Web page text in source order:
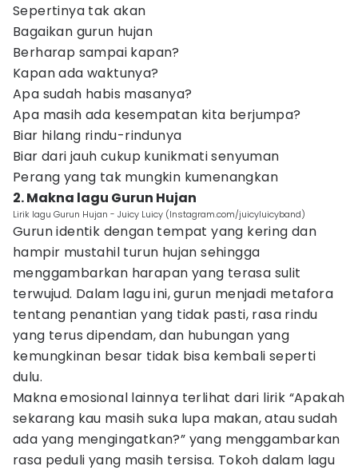
Sepertinya tak akan
Bagaikan gurun hujan
Berharap sampai kapan?
Kapan ada waktunya?
Apa sudah habis masanya?
Apa masih ada kesempatan kita berjumpa?
Biar hilang rindu-rindunya
Biar dari jauh cukup kunikmati senyuman
Perang yang tak mungkin kumenangkan
2. Makna lagu Gurun Hujan
Lirik lagu Gurun Hujan - Juicy Luicy (Instagram.com/juicyluicyband)
Gurun identik dengan tempat yang kering dan
hampir mustahil turun hujan sehingga
menggambarkan harapan yang terasa sulit
terwujud. Dalam lagu ini, gurun menjadi metafora
tentang penantian yang tidak pasti, rasa rindu
yang terus dipendam, dan hubungan yang
kemungkinan besar tidak bisa kembali seperti
dulu.
Makna emosional lainnya terlihat dari lirik “Apakah
sekarang kau masih suka lupa makan, atau sudah
ada yang mengingatkan?” yang menggambarkan
rasa peduli yang masih tersisa. Tokoh dalam lagu